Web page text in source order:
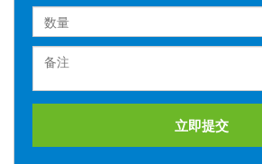
立即提交